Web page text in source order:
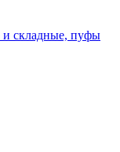
и складные, пуфы